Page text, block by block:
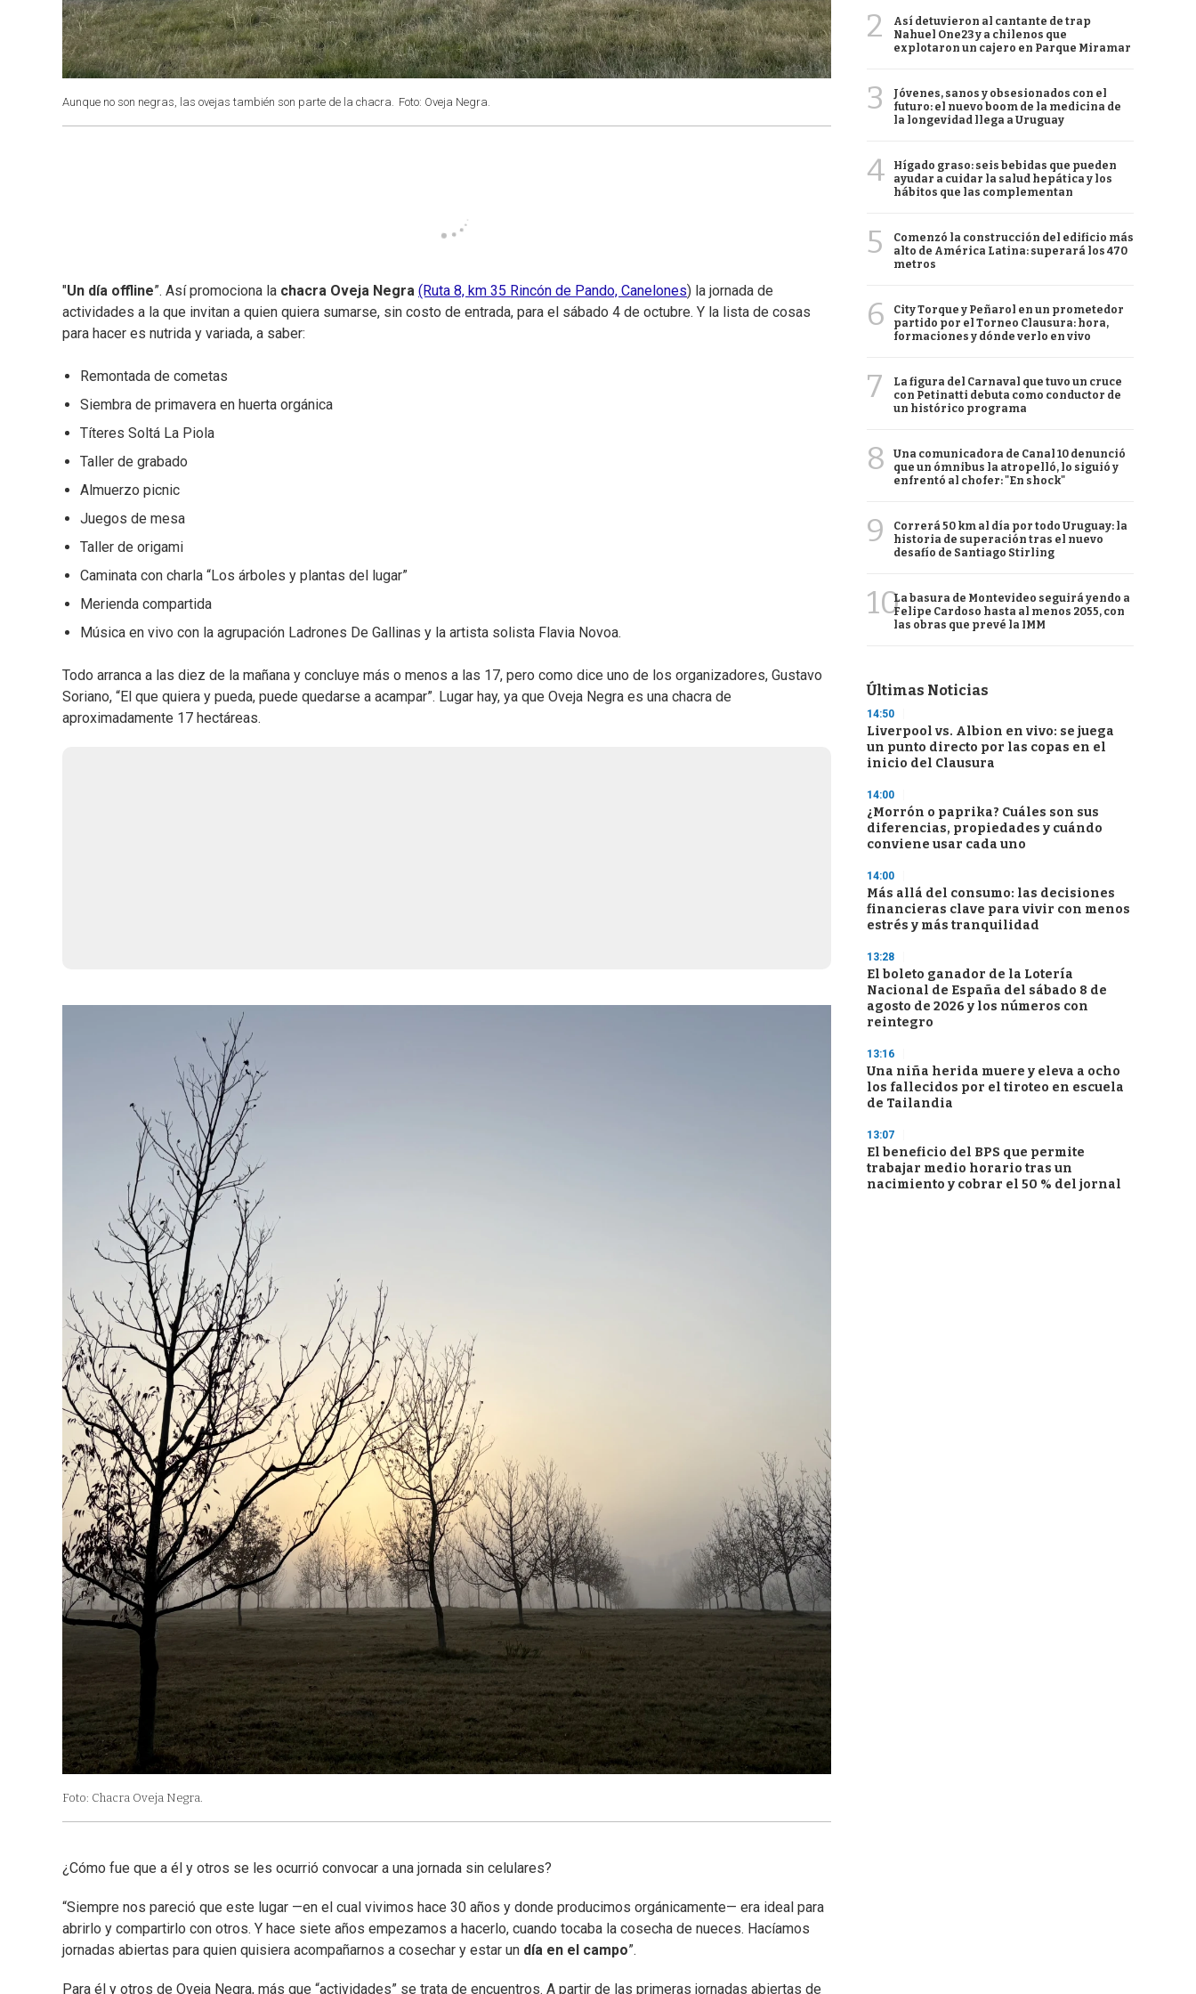
Aunque no son negras, las ovejas también son parte de la chacra. Foto: Oveja Negra.
"Un día offline”. Así promociona la chacra Oveja Negra (Ruta 8, km 35 Rincón de Pando, Canelones) la jornada de
actividades a la que invitan a quien quiera sumarse, sin costo de entrada, para el sábado 4 de octubre. Y la lista de cosas
para hacer es nutrida y variada, a saber:
Remontada de cometas
Siembra de primavera en huerta orgánica
Títeres Soltá La Piola
Taller de grabado
Almuerzo picnic
Juegos de mesa
Taller de origami
Caminata con charla “Los árboles y plantas del lugar”
Merienda compartida
Música en vivo con la agrupación Ladrones De Gallinas y la artista solista Flavia Novoa.
Todo arranca a las diez de la mañana y concluye más o menos a las 17, pero como dice uno de los organizadores, Gustavo
Soriano, “El que quiera y pueda, puede quedarse a acampar”. Lugar hay, ya que Oveja Negra es una chacra de
aproximadamente 17 hectáreas.
Foto: Chacra Oveja Negra.
¿Cómo fue que a él y otros se les ocurrió convocar a una jornada sin celulares?
“Siempre nos pareció que este lugar —en el cual vivimos hace 30 años y donde producimos orgánicamente— era ideal para
abrirlo y compartirlo con otros. Y hace siete años empezamos a hacerlo, cuando tocaba la cosecha de nueces. Hacíamos
jornadas abiertas para quien quisiera acompañarnos a cosechar y estar un día en el campo”.
Para él y otros de Oveja Negra, más que “actividades” se trata de encuentros. A partir de las primeras jornadas abiertas de
2
Así detuvieron al cantante de trap
Nahuel One23 y a chilenos que
explotaron un cajero en Parque Miramar
3
Jóvenes, sanos y obsesionados con el
futuro: el nuevo boom de la medicina de
la longevidad llega a Uruguay
4
Hígado graso: seis bebidas que pueden
ayudar a cuidar la salud hepática y los
hábitos que las complementan
5
Comenzó la construcción del edificio más
alto de América Latina: superará los 470
metros
6
City Torque y Peñarol en un prometedor
partido por el Torneo Clausura: hora,
formaciones y dónde verlo en vivo
7
La figura del Carnaval que tuvo un cruce
con Petinatti debuta como conductor de
un histórico programa
8
Una comunicadora de Canal 10 denunció
que un ómnibus la atropelló, lo siguió y
enfrentó al chofer: "En shock"
9
Correrá 50 km al día por todo Uruguay: la
historia de superación tras el nuevo
desafío de Santiago Stirling
10La basura de Montevideo seguirá yendo a
Felipe Cardoso hasta al menos 2055, con
las obras que prevé la IMM
Últimas Noticias
14:50
Liverpool vs. Albion en vivo: se juega
un punto directo por las copas en el
inicio del Clausura
14:00
¿Morrón o paprika? Cuáles son sus
diferencias, propiedades y cuándo
conviene usar cada uno
14:00
Más allá del consumo: las decisiones
financieras clave para vivir con menos
estrés y más tranquilidad
13:28
El boleto ganador de la Lotería
Nacional de España del sábado 8 de
agosto de 2026 y los números con
reintegro
13:16
Una niña herida muere y eleva a ocho
los fallecidos por el tiroteo en escuela
de Tailandia
13:07
El beneficio del BPS que permite
trabajar medio horario tras un
nacimiento y cobrar el 50 % del jornal